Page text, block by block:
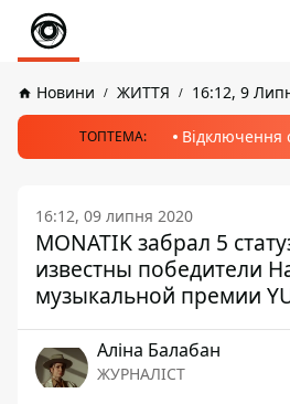
Новини ЖИТТЯ 16:12, 9
ТОПТЕМА: Відключення
16:12, 09 липня 2020
MONATIK забрал 5
известны победители
музыкальной премии
Аліна Балабан
ЖУРНАЛІСТ